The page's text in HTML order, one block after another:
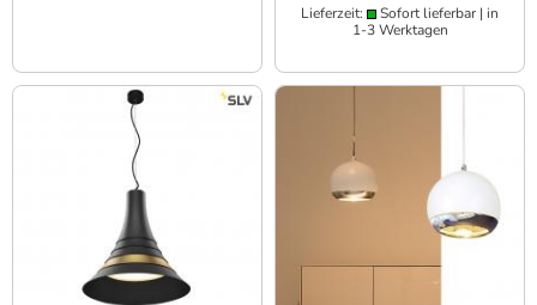
Lieferzeit:
Sofort lieferbar | in
1-3 Werktagen